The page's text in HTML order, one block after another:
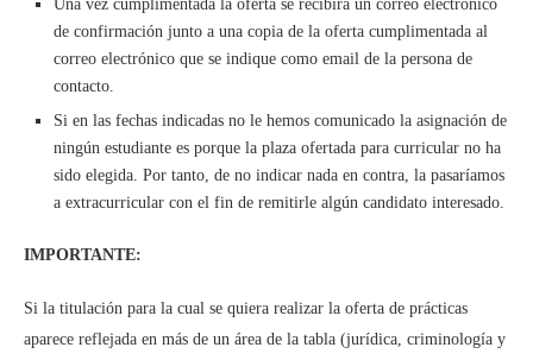
Una vez cumplimentada la oferta se recibirá un correo electrónico
de confirmación junto a una copia de la oferta cumplimentada al
correo electrónico que se indique como email de la persona de
contacto.
Si en las fechas indicadas no le hemos comunicado la asignación de
ningún estudiante es porque la plaza ofertada para curricular no ha
sido elegida. Por tanto, de no indicar nada en contra, la pasaríamos
a extracurricular con el fin de remitirle algún candidato interesado.
IMPORTANTE:
Si la titulación para la cual se quiera realizar la oferta de prácticas
aparece reflejada en más de un área de la tabla (jurídica, criminología y